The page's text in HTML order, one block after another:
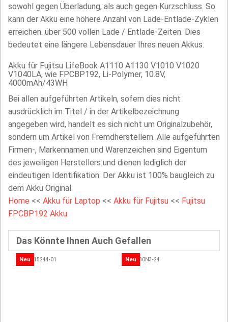
sowohl gegen Überladung, als auch gegen Kurzschluss. So
kann der Akku eine höhere Anzahl von Lade-Entlade-Zyklen
erreichen. über 500 vollen Lade / Entlade-Zeiten. Dies
bedeutet eine längere Lebensdauer Ihres neuen Akkus.
Akku für Fujitsu LifeBook A1110 A1130 V1010 V1020
V1040LA, wie FPCBP192, Li-Polymer, 10.8V,
4000mAh/43WH
Bei allen aufgeführten Artikeln, sofern dies nicht
ausdrücklich im Titel / in der Artikelbezeichnung
angegeben wird, handelt es sich nicht um Originalzubehör,
sondern um Artikel von Fremdherstellern. Alle aufgeführten
Firmen-, Markennamen und Warenzeichen sind Eigentum
des jeweiligen Herstellers und dienen lediglich der
eindeutigen Identifikation. Der Akku ist 100% baugleich zu
dem Akku Original.
Home << Akku für Laptop << Akku für Fujitsu << Fujitsu
FPCBP192 Akku
Das Könnte Ihnen Auch Gefallen
Neu Neu